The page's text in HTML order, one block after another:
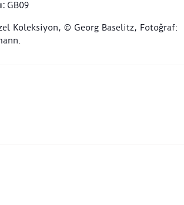
: GB09
Koleksiyon, © Georg Baselitz, Fotoğraf: